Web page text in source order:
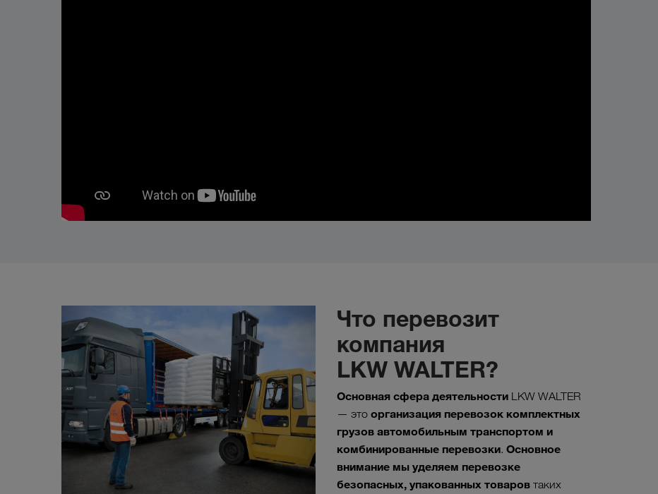
Что перевозит
компания
LKW WALTER?
Основная сфера деятельности LKW WALTER
— это организация перевозок комплектных
грузов автомобильным транспортом и
комбинированные перевозки. Основное
внимание мы уделяем перевозке
безопасных, упакованных товаров таких